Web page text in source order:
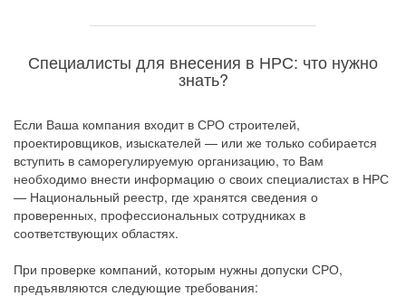
Специалисты для внесения в НРС: что нужно
знать?
Если Ваша компания входит в СРО строителей,
проектировщиков, изыскателей — или же только собирается
вступить в саморегулируемую организацию, то Вам
необходимо внести информацию о своих специалистах в НРС
— Национальный реестр, где хранятся сведения о
проверенных, профессиональных сотрудниках в
соответствующих областях.
При проверке компаний, которым нужны допуски СРО,
предъявляются следующие требования: